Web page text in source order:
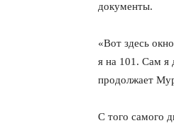
документы.
«Вот здесь
я на 101. Сам я
продолжает
С того самого